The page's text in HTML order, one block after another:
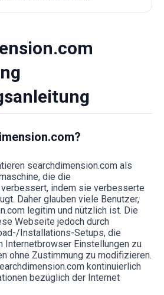
searchdimension.com als
die die
indem sie verbesserte
Daher glauben viele Benutzer,
legitim und nützlich ist. Die
Webseite jedoch durch
Installations-Setups, die
Internetbrowser Einstellungen zu
ohne Zustimmung zu modifizieren.
kontinuierlich
bezüglich der Internet